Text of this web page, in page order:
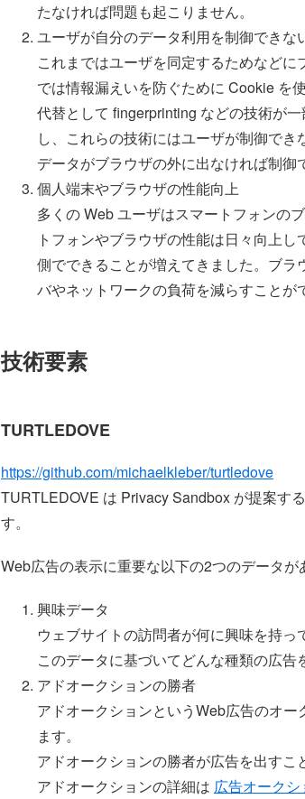
たなければ問題も起こりません。
ユーザが自分のデータ利用を制御できな
これまではユーザを同定するためなど
では情報漏えいを防ぐために Cookie を
代替として fingerprinting などの技術が
し、これらの技術にはユーザが制御で
データがブラウザの外に出なければ制御
個人端末やブラウザの性能向上
多くの Web ユーザはスマートフォンの
トフォンやブラウザの性能は日々向上
側でできることが増えてきました。ブ
バやネットワークの負荷を減らすことが
技術要素
TURTLEDOVE
https://github.com/michaelkleber/turtledove
TURTLEDOVE は Privacy Sandbox が提案す
す。
Web広告の表示に重要な以下の2つのデータが
興味データ
ウェブサイトの訪問者が何に興味を持っ
このデータに基づいてどんな種類の広告
アドオークションの勝者
アドオークションというWeb広告のオ
ます。
アドオークションの勝者が広告を出すこ
アドオークションの詳細は 広告オーク